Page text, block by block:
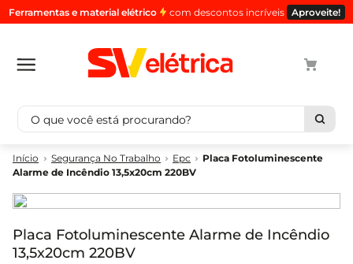
Ferramentas e material elétrico com descontos incríveis Aproveite!
O que você está procurando?
Segurança No Trabalho Epc
Placa Fotoluminescente
Alarme de Incêndio 13,5x20cm 220BV
Placa Fotoluminescente Alarme de Incêndio
13,5x20cm 220BV
Termos mais buscados
2º
luminaria
3º
tomada
4º
cabo pp